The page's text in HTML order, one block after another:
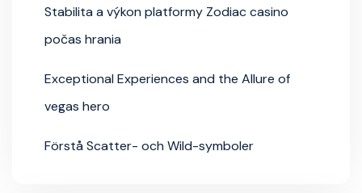
Stabilita a výkon platformy Zodiac casino
počas hrania
Exceptional Experiences and the Allure of
vegas hero
Förstå Scatter- och Wild-symboler